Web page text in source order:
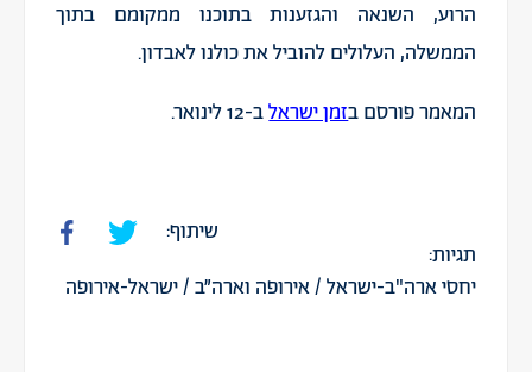
הרוע, השנאה והגזענות בתוכנו ממקומם בתוך
הממשלה, העלולים להוביל את כולנו לאבדון.
המאמר פורסם בזמן ישראלב-12 לינואר.
שיתוף:
תגיות:
יחסי ארה"ב-ישראל/אירופה וארה״ב/ישראל-אירופה